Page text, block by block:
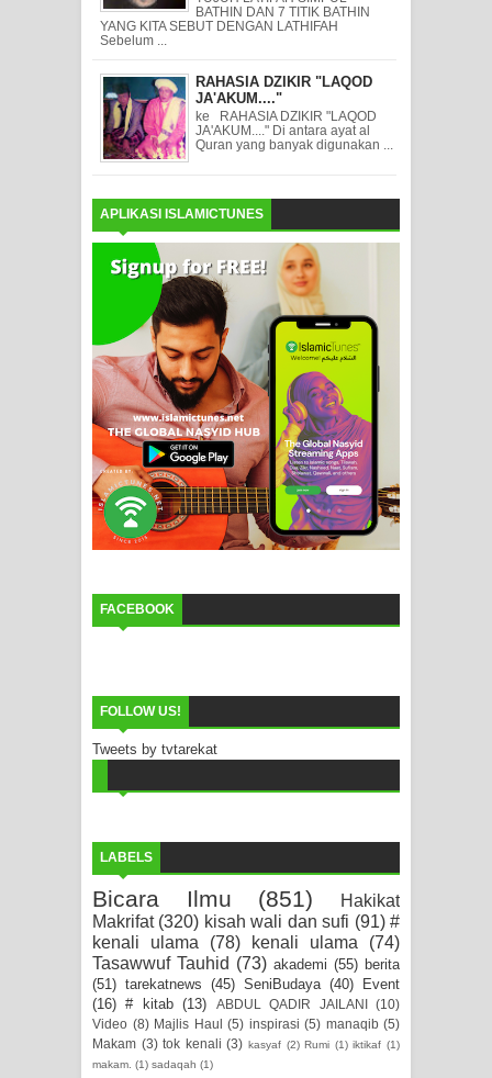
BATHIN DAN 7 TITIK BATHIN
YANG KITA SEBUT DENGAN LATHIFAH
Sebelum ...
RAHASIA DZIKIR "LAQOD
JA'AKUM...."
ke RAHASIA DZIKIR "LAQOD
JA'AKUM...." Di antara ayat al
Quran yang banyak digunakan ...
APLIKASI ISLAMICTUNES
FACEBOOK
FOLLOW US!
Tweets by tvtarekat
LABELS
Bicara Ilmu (851)
Hakikat
Makrifat (320) kisah wali dan sufi (91) #
kenali ulama
(78) kenali ulama
(74)
Tasawwuf Tauhid (73) akademi (55) berita
(51) tarekatnews (45) SeniBudaya (40)
Event
(16) # kitab (13) ABDUL QADIR JAILANI
(10)
Video (8) Majlis Haul (5) inspirasi (5) manaqib (5)
Makam (3) tok kenali (3) kasyaf (2) Rumi (1) iktikaf (1)
makam. (1) sadaqah (1)